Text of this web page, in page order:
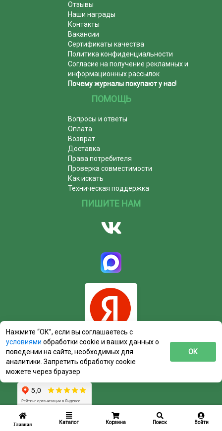
Главная Каталог Корзина Поиск Войти
Отзывы
Наши награды
Контакты
Вакансии
Сертификаты качества
Политика конфиденциальности
Согласие на получение рекламных и
информационных рассылок
Почему журналы покупают у нас!
ПОМОЩЬ
Вопросы и ответы
Оплата
Возврат
Доставка
Права потребителя
Проверка совместимости
Как искать
Техническая поддержка
ПИШИТЕ НАМ
Нажмите “ОК”, если вы соглашаетесь с
условиями обработки cookie и ваших данных о
поведении на сайте, необходимых для
аналитики. Запретить обработку cookie
можете через браузер
ОК